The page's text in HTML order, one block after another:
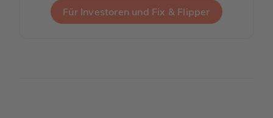
Für Investoren und Fix & Flipper